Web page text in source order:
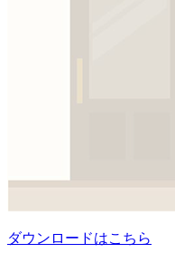
ダウンロードはこちら